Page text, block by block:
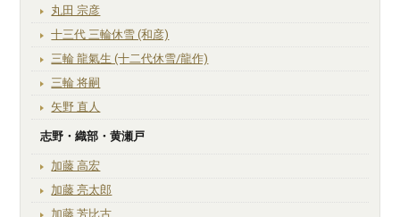
丸田 宗彦
十三代 三輪休雪 (和彦)
三輪 龍氣生 (十二代休雪/龍作)
三輪 将嗣
矢野 直人
志野・織部・黄瀬戸
加藤 高宏
加藤 亮太郎
加藤 芳比古